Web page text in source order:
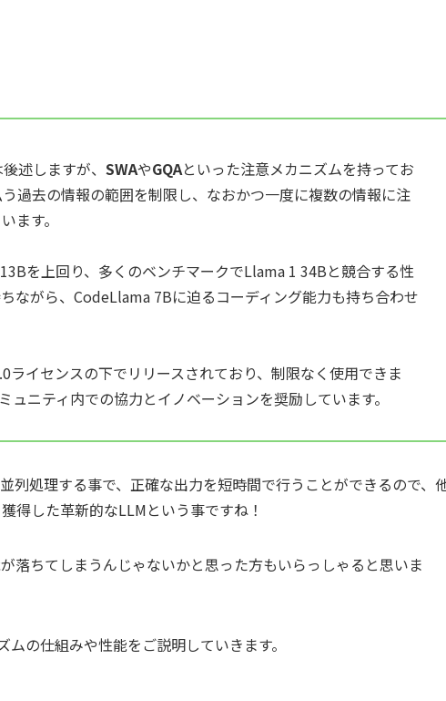
述しますが、 SWAやGQAといった注意メカニズムを持ってお
過去の情報の範囲を制限し、なおかつ一度に複数の情報に注
ます。
を上回り、多くのベンチマークでLlama 1 34Bと競合する性
ながら、CodeLlama 7Bに迫るコーディング能力も持ち合わせ
ライセンスの下でリリースされており、制限なく使用できま
ュニティ内での協力とイノベーションを奨励しています。
列処理する事で、正確な出力を短時間で行うことができるので、
得した革新的なLLMという事ですね！
落ちてしまうんじゃないかと思った方もいらっしゃると思いま
の仕組みや性能をご説明していきます。